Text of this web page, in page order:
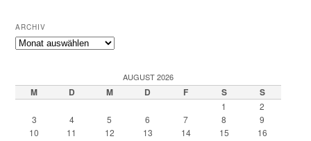
ARCHIV
Archiv
AUGUST 2026
M D M D F S S
1
2
3
4 5 6 7 8
9
10
11 12 13 14 15
16